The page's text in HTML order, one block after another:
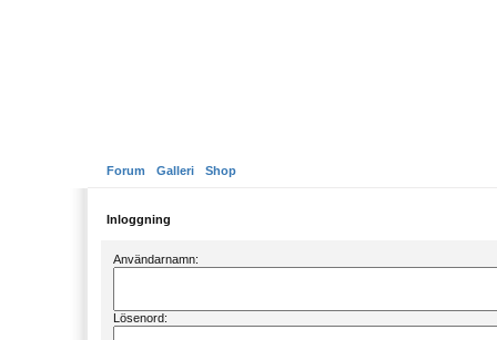
Forum Galleri Shop
Inloggning
Användarnamn:
Lösenord: